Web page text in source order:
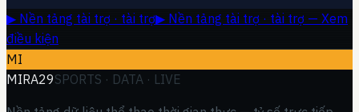
▶ Nền tảng tài trợ · tài trợ▶ Nền tảng tài trợ · tài trợ — Xem
điều kiện
MI
MIRA29SPORTS · DATA · LIVE